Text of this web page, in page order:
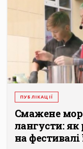
ПУБЛІКАЦІЇ
Смажене
лангусти:
на фестивалі